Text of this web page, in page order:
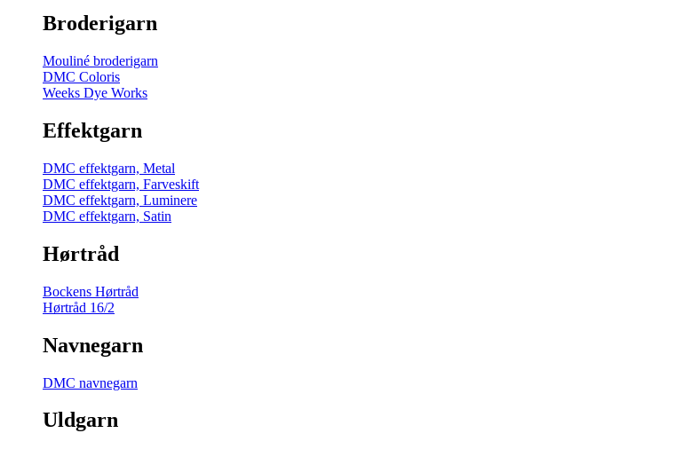
Broderigarn
Mouliné broderigarn
DMC Coloris
Weeks Dye Works
Effektgarn
DMC effektgarn, Metal
DMC effektgarn, Farveskift
DMC effektgarn, Luminere
DMC effektgarn, Satin
Hørtråd
Bockens Hørtråd
Hørtråd 16/2
Navnegarn
DMC navnegarn
Uldgarn